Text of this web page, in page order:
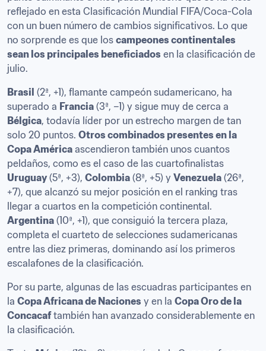
reflejado en esta Clasificación Mundial FIFA/Coca-Cola
con un buen número de cambios significativos. Lo que
no sorprende es que los campeones continentales
sean los principales beneficiados en la clasificación de
julio.
Brasil (2ª, +1), flamante campeón sudamericano, ha
superado a Francia
Bélgica, todavía líder por un estrecho margen de tan
solo 20 puntos. Otros combinados presentes en la
Copa América ascendieron también unos cuantos
Uruguay (5ª, +3), Colombia (8ª, +5) y Venezuela (26ª,
+7), que alcanzó su mejor posición en el ranking tras
Argentina (10ª, +1), que consiguió la tercera plaza,
completa el cuarteto de selecciones sudamericanas
entre las diez primeras, dominando así los primeros
escalafones de la clasificación.
Por su parte, algunas de las escuadras participantes en
la Copa Africana de Naciones y en la Copa Oro de la
Concacaf también han avanzado considerablemente en
la clasificación.